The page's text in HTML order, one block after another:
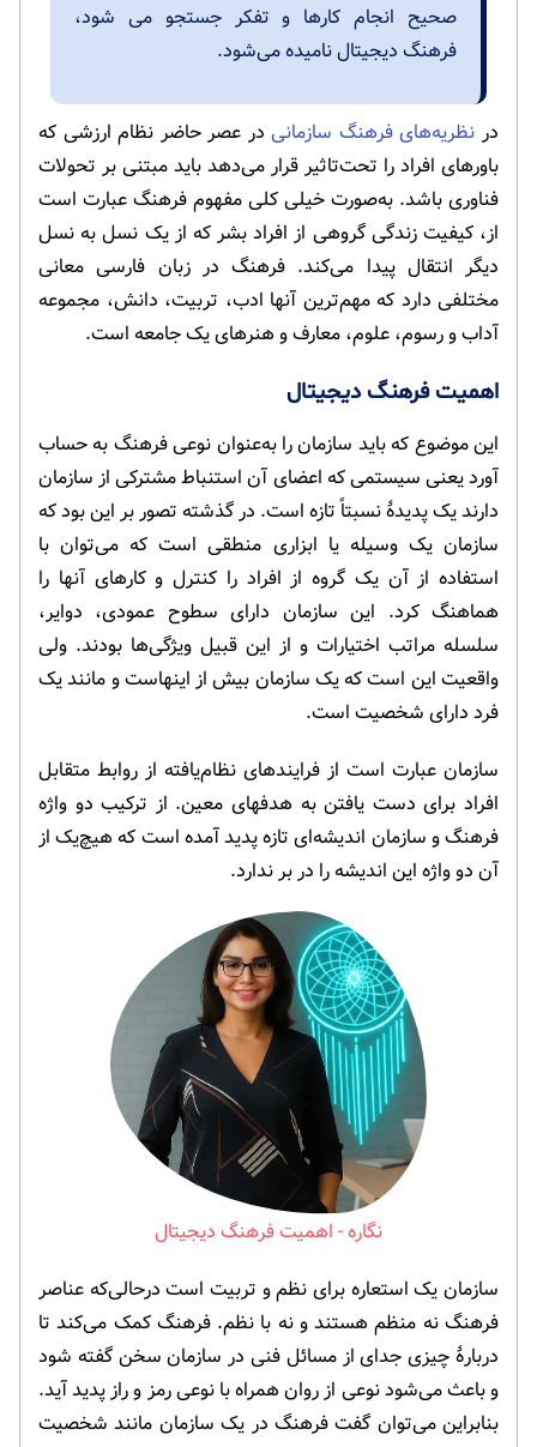
صحیح انجام کارها و تفکر جستجو می شود،
فرهنگ دیجیتال نامیده می‌شود.
در نظریه‌های فرهنگ سازمانیدر عصر حاضر نظام ارزشی که
باورهای افراد را تحت‌تاثیر قرار می‌دهد باید مبتنی بر تحولات
فناوری باشد. به‌صورت خیلی کلی مفهوم فرهنگ عبارت است
از، کیفیت زندگی گروهی از افراد بشر که از یک نسل به نسل
دیگر انتقال پیدا می‌کند. فرهنگ در زبان فارسی معانی
مختلفی دارد که مهم‌ترین آنها ادب، تربیت، دانش، مجموعه
آداب و رسوم، علوم، معارف و هنرهای یک جامعه است.
اهمیت فرهنگ دیجیتال
این موضوع که باید سازمان را به‌عنوان نوعی فرهنگ به حساب
آورد یعنی سیستمی که اعضای آن استنباط مشترکی از سازمان
دارند یک پدیدۀ نسبتاً تازه است. در گذشته تصور بر این بود که
سازمان یک وسیله یا ابزاری منطقی است که می‌توان با
استفاده از آن یک گروه از افراد را کنترل و کارهای آنها را
هماهنگ کرد. این سازمان دارای سطوح عمودی، دوایر،
سلسله مراتب اختیارات و از این قبیل ویژگی‌ها بودند. ولی
واقعیت این است که یک سازمان بیش از اینهاست و مانند یک
فرد دارای شخصیت است.
سازمان عبارت است از فرایندهای نظام‌یافته از روابط متقابل
افراد برای دست یافتن به هدفهای معین. از ترکیب دو واژه
فرهنگ و سازمان اندیشه‌ای تازه پدید آمده است که هیچ‌یک از
آن دو واژه این اندیشه را در بر ندارد.
اهمیت فرهنگ دیجیتال
سازمان یک استعاره برای نظم و تربیت است درحالی‌که عناصر
فرهنگ نه منظم هستند و نه با نظم. فرهنگ کمک می‌کند تا
دربارۀ چیزی جدای از مسائل فنی در سازمان سخن گفته شود
و باعث می‌شود نوعی از روان همراه با نوعی رمز و راز پدید آید.
بنابراین می‌توان گفت فرهنگ در یک سازمان مانند شخصیت